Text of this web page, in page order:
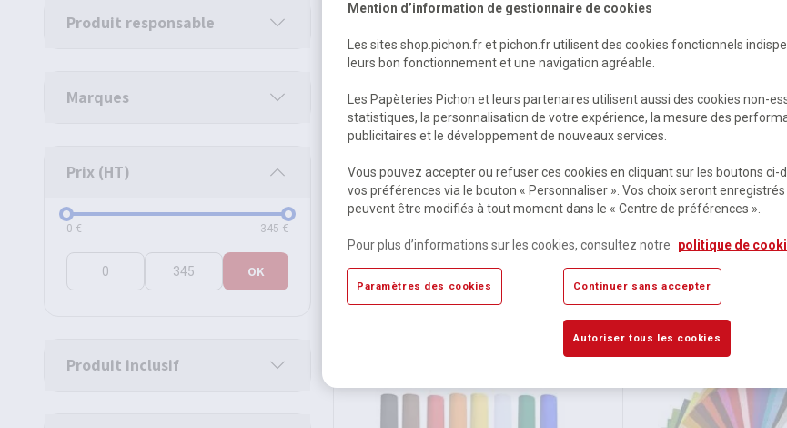
Produit responsable
Marques
Prix (HT)
Prix (HT)
0 € 345 €
OK
Produit inclusif
variés + pompe - Pichon
Disponible
17,24 €HT
20,69 €TTC
transparentes 20 x 26
créative
Disponible
13,47 €HT
16,16 €TTC
Mention d’information de gestionnaire de cookies
Les sites shop.pichon.fr et pichon.fr utilisent des cookies fonctionnels
leurs bon fonctionnement et une navigation agréable.
Les Papèteries Pichon et leurs partenaires utilisent aussi des cookies non-
statistiques, la personnalisation de votre expérience, la mesure des
publicitaires et le développement de nouveaux services.
Vous pouvez accepter ou refuser ces cookies en cliquant sur les boutons ci-
vos préférences via le bouton « Personnaliser ». Vos choix seront
peuvent être modifiés à tout moment dans le « Centre de préférences ».
Pour plus d’informations sur les cookies, consultez notre politique de
Paramètres des cookies Continuer sans accepter
Autoriser tous les cookies